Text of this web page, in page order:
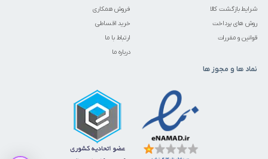
شرایط بازگشت کالا
روش های پرداخت
قوانین و مقررات
فروش همکاری
خرید اقساطی
ارتباط با ما
درباره ما
نماد ها و مجوز ها